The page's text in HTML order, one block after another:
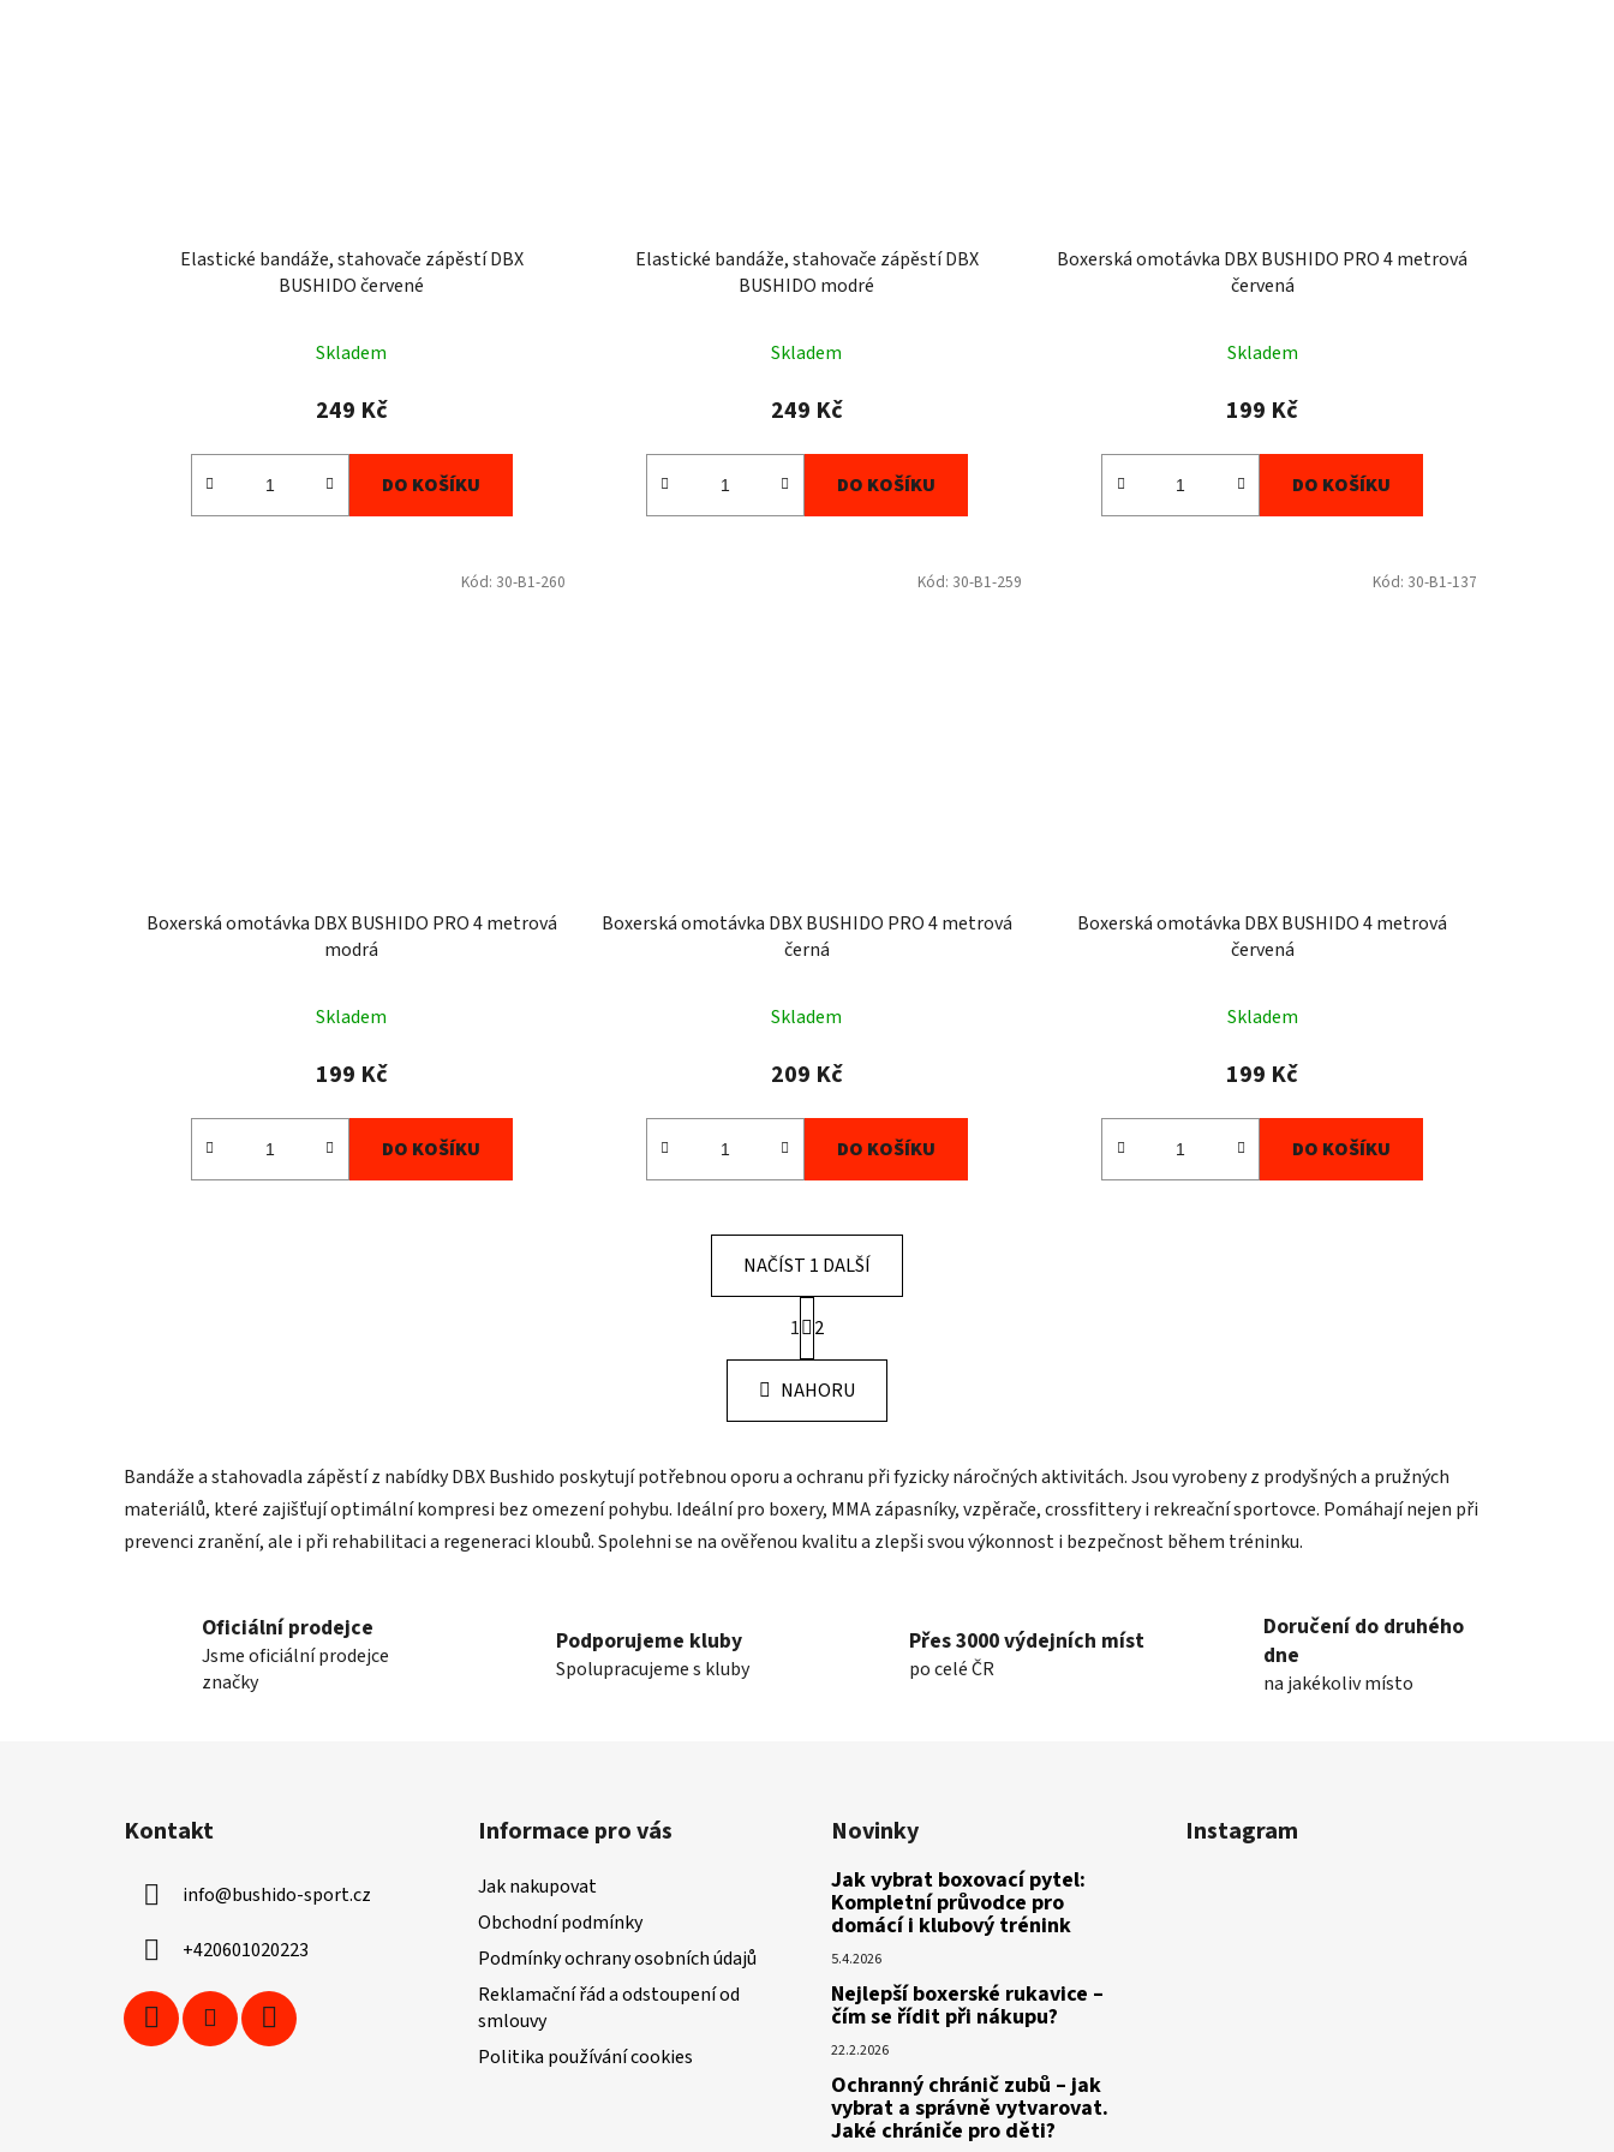
Elastické bandáže, stahovače zápěstí DBX
BUSHIDO červené
Skladem
249 Kč
DO KOŠÍKU
Elastické bandáže, stahovače zápěstí DBX
BUSHIDO modré
Skladem
249 Kč
DO KOŠÍKU
Boxerská omotávka DBX BUSHIDO PRO 4 metrová
červená
Skladem
199 Kč
DO KOŠÍKU
Boxerská omotávka DBX BUSHIDO PRO 4 metrová
modrá
Skladem
199 Kč
DO KOŠÍKU
Kód: 30-B1-260
Boxerská omotávka DBX BUSHIDO PRO 4 metrová
černá
Skladem
209 Kč
DO KOŠÍKU
Kód: 30-B1-259
Boxerská omotávka DBX BUSHIDO 4 metrová
červená
Skladem
199 Kč
DO KOŠÍKU
Kód: 30-B1-137
O
v
l
á
a
c
í
p
NAČÍST 1 DALŠÍ
S
t
r
á
n
k
v
á
n
í
1 2
NAHORU
Bandáže a stahovadla zápěstí z nabídky DBX Bushido poskytují potřebnou oporu a ochranu při fyzicky náročných aktivitách. Jsou vyrobeny z prodyšných a pružných
materiálů, které zajišťují optimální kompresi bez omezení pohybu. Ideální pro boxery, MMA zápasníky, vzpěrače, crossfittery i rekreační sportovce. Pomáhají nejen při
prevenci zranění, ale i při rehabilitaci a regeneraci kloubů. Spolehni se na ověřenou kvalitu a zlepši svou výkonnost i bezpečnost během tréninku.
Oficiální prodejce
Jsme oficiální prodejce
značky
Podporujeme kluby
Spolupracujeme s kluby
Přes 3000 výdejních míst
po celé ČR
Doručení do druhého
dne
na jakékoliv místo
Kontakt
info@bushido-sport.cz
+420601020223
Informace pro vás
Jak nakupovat
Obchodní podmínky
Podmínky ochrany osobních údajů
Reklamační řád a odstoupení od
smlouvy
Politika používání cookies
Novinky
Jak vybrat boxovací pytel:
Kompletní průvodce pro
domácí i klubový trénink
5.4.2026
Nejlepší boxerské rukavice –
čím se řídit při nákupu?
22.2.2026
Ochranný chránič zubů – jak
vybrat a správně vytvarovat.
Jaké chrániče pro děti?
Instagram